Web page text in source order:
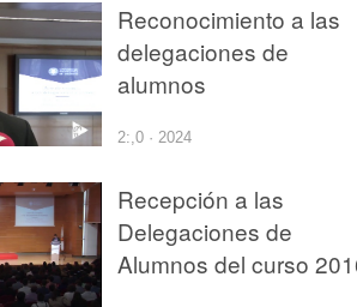
Reconocimiento a las
delegaciones de
alumnos
2:,0 · 2024
Recepción a las
Delegaciones de
Alumnos del curso